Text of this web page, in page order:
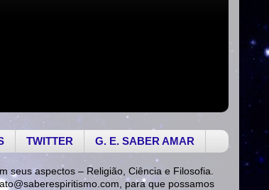
TWITTER G. E. SABER AMAR
seus aspectos – Religião, Ciência e Filosofia.
, para que possamos